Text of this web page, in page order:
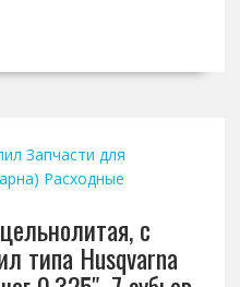
Запчасти для
Расходные
с
типа Husqvarna